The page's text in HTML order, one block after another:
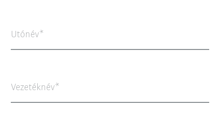
Utónév
Vezetéknév